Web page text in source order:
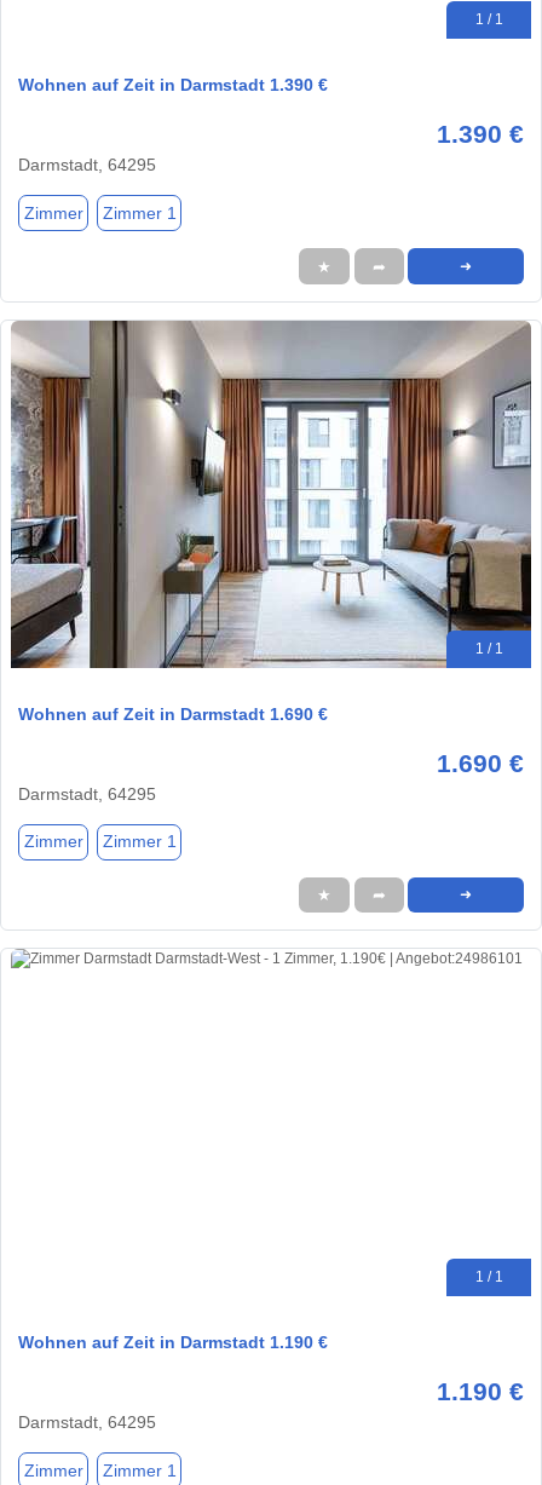
1 / 1
Wohnen auf Zeit in Darmstadt 1.390 €
1.390 €
Darmstadt, 64295
Zimmer Zimmer 1
★ ➦ ➜
1 / 1
Wohnen auf Zeit in Darmstadt 1.690 €
1.690 €
Darmstadt, 64295
Zimmer Zimmer 1
★ ➦ ➜
1 / 1
Wohnen auf Zeit in Darmstadt 1.190 €
1.190 €
Darmstadt, 64295
Zimmer Zimmer 1